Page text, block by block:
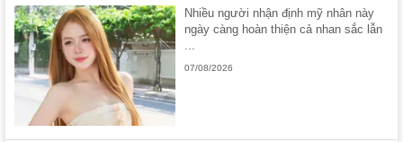
Nhiều người nhận định mỹ nhân này
ngày càng hoàn thiện cả nhan sắc lẫn
07/08/2026